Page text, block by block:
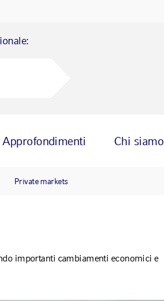
Approfondimenti Chi siamo
Private markets
importanti cambiamenti economici e